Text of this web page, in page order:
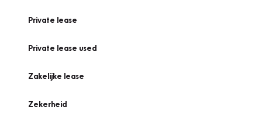
Private lease
Private lease used
Zakelijke lease
Zekerheid